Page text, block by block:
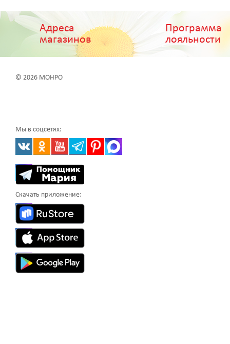
Адреса
магазинов
Программа
лояльности
© 2026 МОНРО
Мы в соцсетях:
Скачать приложение: